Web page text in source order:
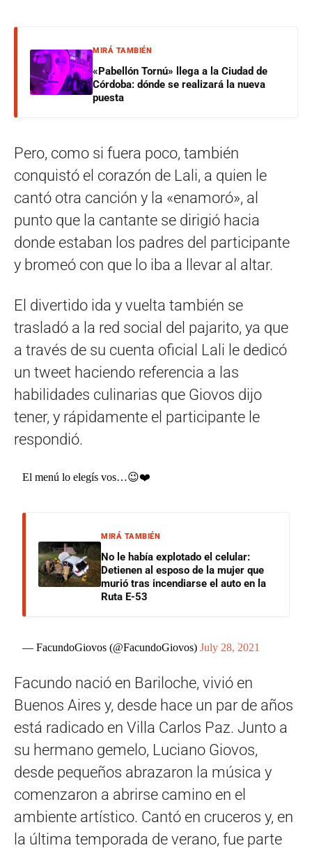
MIRÁ TAMBIÉN
«Pabellón Tornú» llega a la Ciudad de
Córdoba: dónde se realizará la nueva
puesta
Pero, como si fuera poco, también
conquistó el corazón de Lali, a quien le
cantó otra canción y la «enamoró», al
punto que la cantante se dirigió hacia
donde estaban los padres del participante
y bromeó con que lo iba a llevar al altar.
El divertido ida y vuelta también se
trasladó a la red social del pajarito, ya que
a través de su cuenta oficial Lali le dedicó
un tweet haciendo referencia a las
habilidades culinarias que Giovos dijo
tener, y rápidamente el participante le
respondió.
El menú lo elegís vos…😉❤️
MIRÁ TAMBIÉN
No le había explotado el celular:
Detienen al esposo de la mujer que
murió tras incendiarse el auto en la
Ruta E-53
— FacundoGiovos (@FacundoGiovos)July 28, 2021
Facundo nació en Bariloche, vivió en
Buenos Aires y, desde hace un par de años
está radicado en Villa Carlos Paz. Junto a
su hermano gemelo, Luciano Giovos,
desde pequeños abrazaron la música y
comenzaron a abrirse camino en el
ambiente artístico. Cantó en cruceros y, en
la última temporada de verano, fue parte